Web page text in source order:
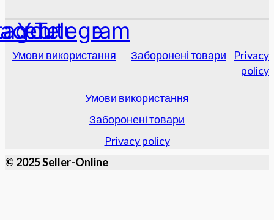
Youtube
Telegram
Умови використання Заборонені товари
Privacy
policy
Умови використання
Заборонені товари
Privacy policy
© 2025 Seller-Online